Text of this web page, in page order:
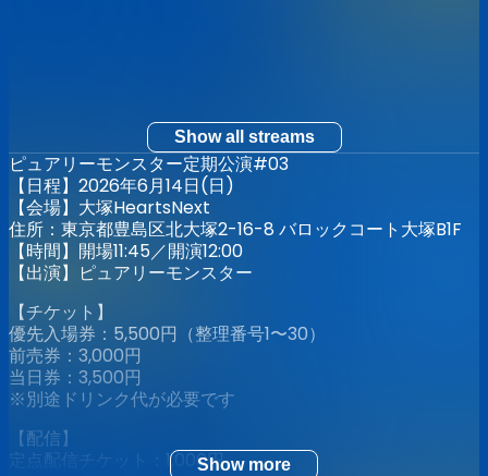
Show all streams
ピュアリーモンスター定期公演#03
【日程】2026年6月14日(日)
【会場】大塚HeartsNext
住所：東京都豊島区北大塚2-16-8 バロックコート大塚B1F
【時間】開場11:45／開演12:00
【出演】ピュアリーモンスター
【チケット】
優先入場券：5,500円（整理番号1〜30）
前売券：3,000円
当日券：3,500円
※別途ドリンク代が必要です
【配信】
定点配信チケット：1,000円Show more